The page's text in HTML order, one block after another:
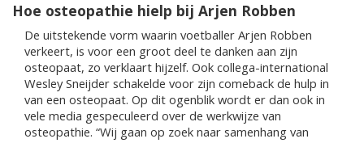
Hoe osteopathie hielp bij Arjen Robben
De uitstekende vorm waarin voetballer Arjen Robben
verkeert, is voor een groot deel te danken aan zijn
osteopaat, zo verklaart hijzelf. Ook collega-international
Wesley Sneijder schakelde voor zijn comeback de hulp in
van een osteopaat. Op dit ogenblik wordt er dan ook in
vele media gespeculeerd over de werkwijze van
osteopathie. “Wij gaan op zoek naar samenhang van